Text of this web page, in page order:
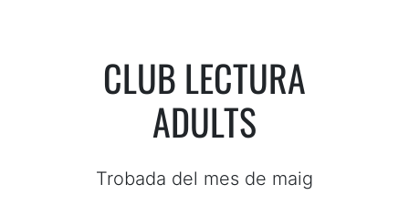
CLUB LECTURA
ADULTS
Trobada del mes de maig